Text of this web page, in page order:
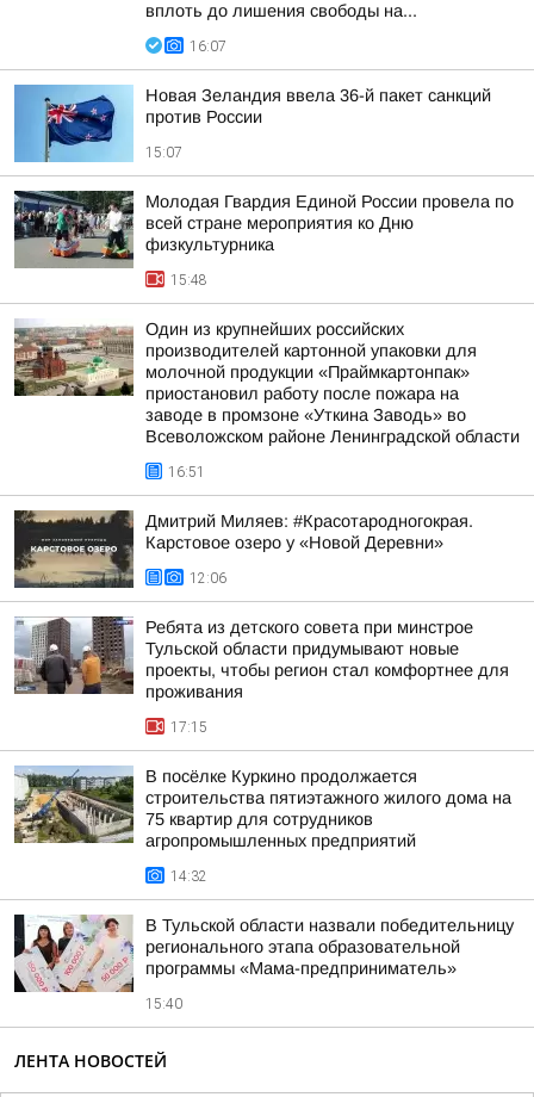
вплоть до лишения свободы на...
16:07
Новая Зеландия ввела 36-й пакет санкций
против России
15:07
Молодая Гвардия Единой России провела по
всей стране мероприятия ко Дню
физкультурника
15:48
Один из крупнейших российских
производителей картонной упаковки для
молочной продукции «Праймкартонпак»
приостановил работу после пожара на
заводе в промзоне «Уткина Заводь» во
Всеволожском районе Ленинградской области
16:51
Дмитрий Миляев: #Красотародногокрая.
Карстовое озеро у «Новой Деревни»
12:06
Ребята из детского совета при минстрое
Тульской области придумывают новые
проекты, чтобы регион стал комфортнее для
проживания
17:15
В посёлке Куркино продолжается
строительства пятиэтажного жилого дома на
75 квартир для сотрудников
агропромышленных предприятий
14:32
В Тульской области назвали победительницу
регионального этапа образовательной
программы «Мама-предприниматель»
15:40
ЛЕНТА НОВОСТЕЙ